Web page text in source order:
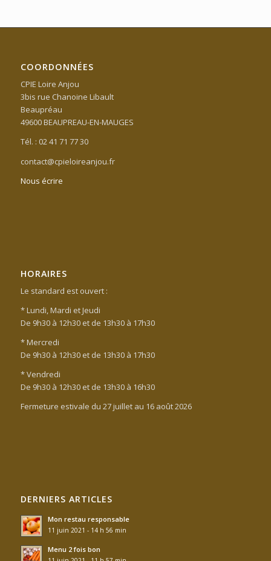
COORDONNÉES
CPIE Loire Anjou
3bis rue Chanoine Libault
Beaupréau
49600 BEAUPREAU-EN-MAUGES
Tél. : 02 41 71 77 30
contact@cpieloireanjou.fr
Nous écrire
HORAIRES
Le standard est ouvert :
* Lundi, Mardi et Jeudi
De 9h30 à 12h30 et de 13h30 à 17h30
* Mercredi
De 9h30 à 12h30 et de 13h30 à 17h30
* Vendredi
De 9h30 à 12h30 et de 13h30 à 16h30
Fermeture estivale du 27 juillet au 16 août 2026
DERNIERS ARTICLES
Mon restau responsable
11 juin 2021 - 14 h 56 min
Menu 2 fois bon